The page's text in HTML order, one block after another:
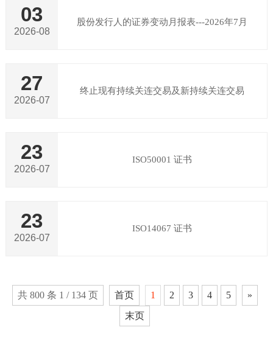
03
2026-08
股份发行人的证券变动月报表---2026年7月
27
2026-07
终止现有持续关连交易及新持续关连交易
23
2026-07
ISO50001 证书
23
2026-07
ISO14067 证书
共 800 条 1 / 134 页 首页 1 2 3 4 5
»
末页